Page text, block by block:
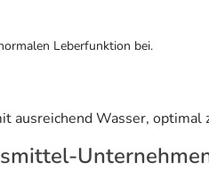
Leberfunktion bei.
ausreichend Wasser,